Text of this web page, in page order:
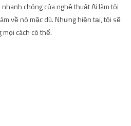
chóng của nghệ thuật Ai làm tôi
về nó mặc dù. Nhưng hiện tại, tôi sẽ
cách có thể.